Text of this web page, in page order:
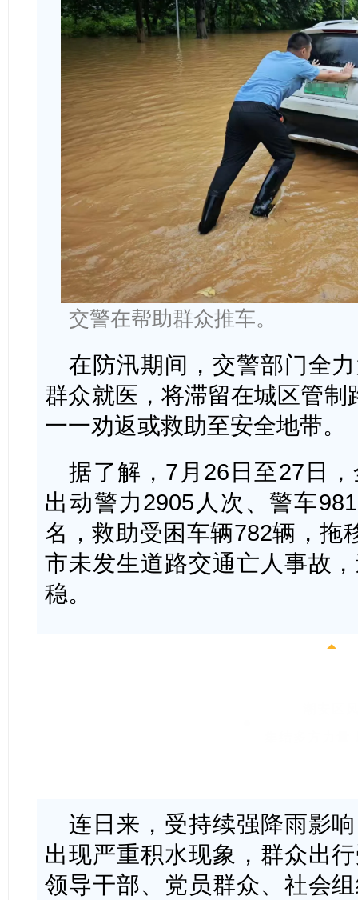
交警在帮助群众推车。
在防汛期间，交警部门全
群众就医，将滞留在城区管
一一劝返或救助至安全地带。
据了解，7月26日至27日
出动警力2905人次、警车
名，救助受困车辆782辆，拖
市未发生道路交通亡人事故
稳。
连日来，受持续强降雨影
出现严重积水现象，群众出
领导干部、党员群众、社会